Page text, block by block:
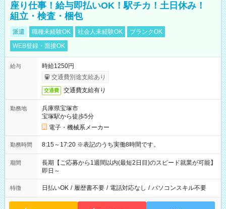
座り仕事！給与即払いOK！駅チカ！土日休み！
組立・検査・梱包
派遣 職種未経験OK 社会人未経験OK
ブランクOK
WEB登録・面接OK
給与
時給1250円
交通費別途支給あり
交通費 交通費支給有り
勤務地
兵庫県宝塚市
宝塚駅から徒歩5分
電子・機械系メーカー
勤務時間 8:15～17:20 ※表記のうち実働8時間です。
期間
長期【ご応募から1週間以内(最短2日目)のスピード就業が可能】
即日～
特徴 日払いOK / 履歴書不要 / 電話対応なし / パソコンスキル不要